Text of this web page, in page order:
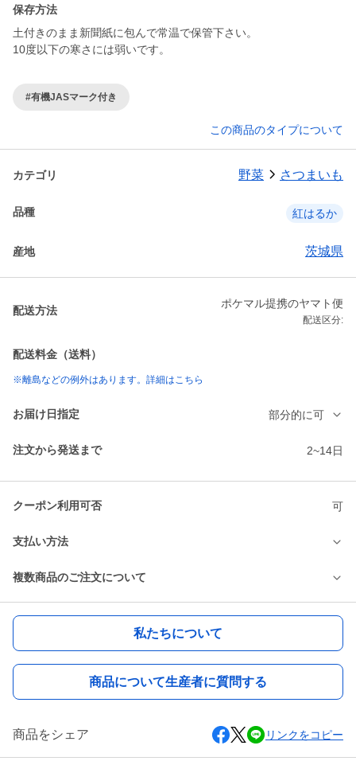
保存方法
土付きのまま新聞紙に包んで常温で保管下さい。
10度以下の寒さには弱いです。
#有機JASマーク付き
この商品のタイプについて
カテゴリ 野菜 さつまいも
品種 紅はるか
産地 茨城県
配送方法
ポケマル提携のヤマト便
配送区分:
配送料金（送料）
※離島などの例外はあります。詳細はこちら
お届け日指定 部分的に可
注文から発送まで 2~14日
クーポン利用可否 可
支払い方法
複数商品のご注文について
私たちについて
商品について生産者に質問する
商品をシェア リンクをコピー